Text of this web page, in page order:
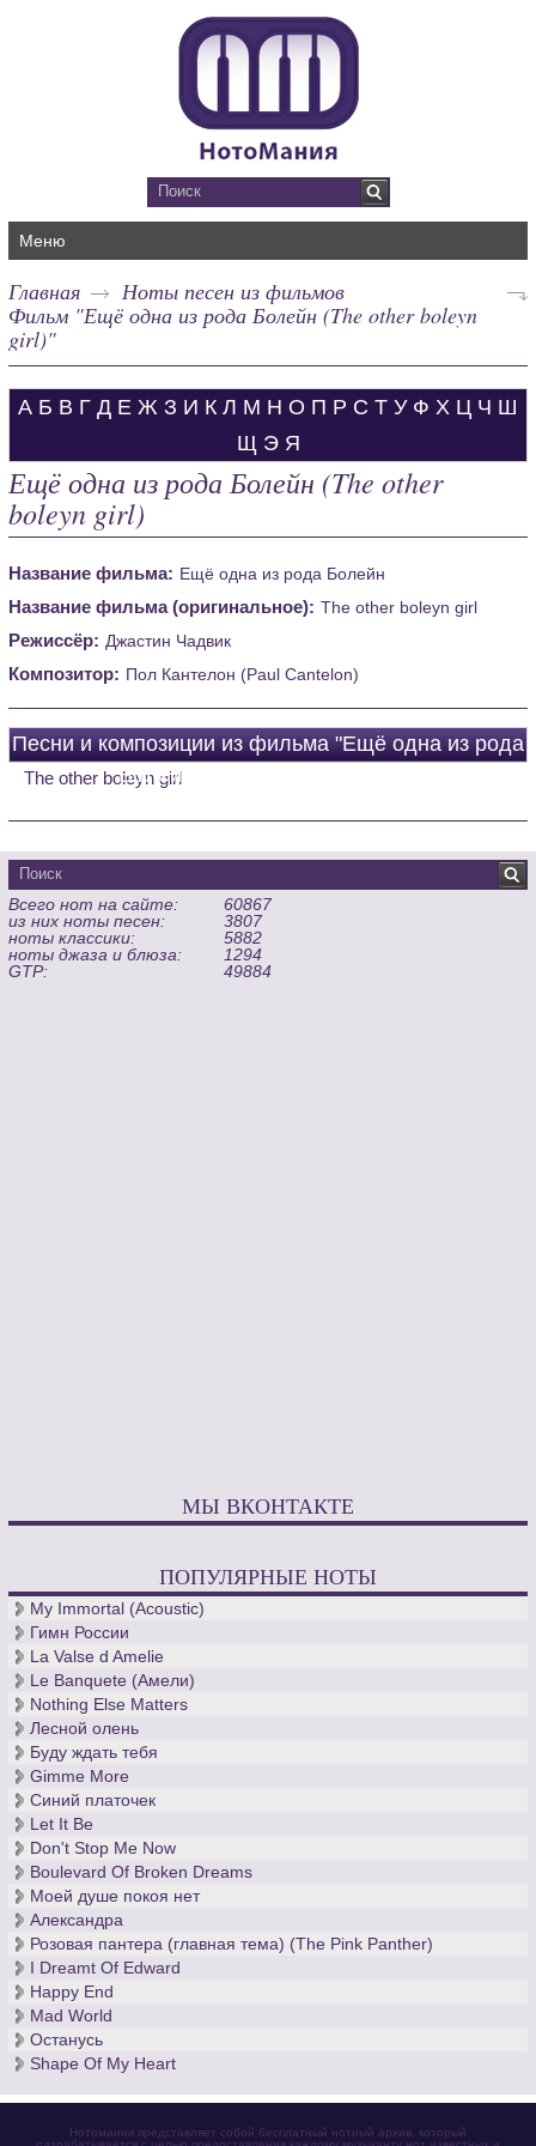
Меню
Главная
Ноты песен из фильмов
Фильм "Ещё одна из рода Болейн (The other boleyn
girl)"
А Б В Г Д Е Ж З И К Л М Н О П Р С Т У Ф Х Ц Ч Ш
Щ Э Я
Ещё одна из рода Болейн (The other
boleyn girl)
Название фильма: Ещё одна из рода Болейн
Название фильма (оригинальное): The other boleyn girl
Режиссёр: Джастин Чадвик
Композитор: Пол Кантелон (Paul Cantelon)
Песни и композиции из фильма "Ещё одна из рода
Болейн (The other boleyn girl)"
The other boleyn girl
Всего нот на сайте:
60867
из них ноты песен:
3807
ноты классики:
5882
ноты джаза и блюза:
1294
GTP:
49884
МЫ ВКОНТАКТЕ
ПОПУЛЯРНЫЕ НОТЫ
My Immortal (Acoustic)
Гимн России
La Valse d Amelie
Le Banquete (Амели)
Nothing Else Matters
Лесной олень
Буду ждать тебя
Gimme More
Синий платочек
Let It Be
Don't Stop Me Now
Boulevard Of Broken Dreams
Моей душе покоя нет
Александра
Розовая пантера (главная тема) (The Pink Panther)
I Dreamt Of Edward
Happy End
Mad World
Останусь
Shape Of My Heart
Нотомания представляет собой бесплатный нотный архив, который